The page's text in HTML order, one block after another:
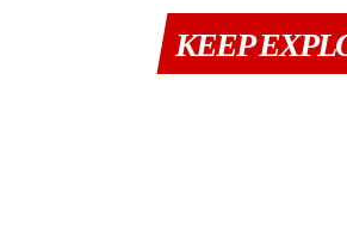
KEEP